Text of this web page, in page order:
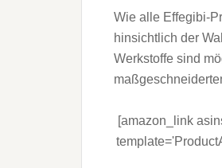
Wie alle Effegibi-
hinsichtlich der
Werkstoffe sind
[amazon_link